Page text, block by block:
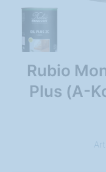
Rubio
Plus (A-